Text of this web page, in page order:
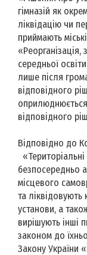
гімназій як
ліквідацію чи
приймають
«Реорганізація,
середньої
лише після
відповідного
відповідного
Відповідно до
безпосередньо
місцевого
та ліквідовують
установи, а
вирішують інші
законом до
Закону України